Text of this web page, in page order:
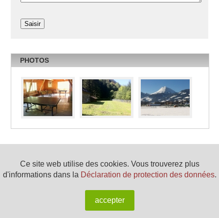
PHOTOS
Association Fribourgeoise des Hébergements Collectifs (AFHC)
Sitemap
Ce site web utilise des cookies. Vous trouverez plus
d'informations dans la Déclaration de protection des données.
accepter